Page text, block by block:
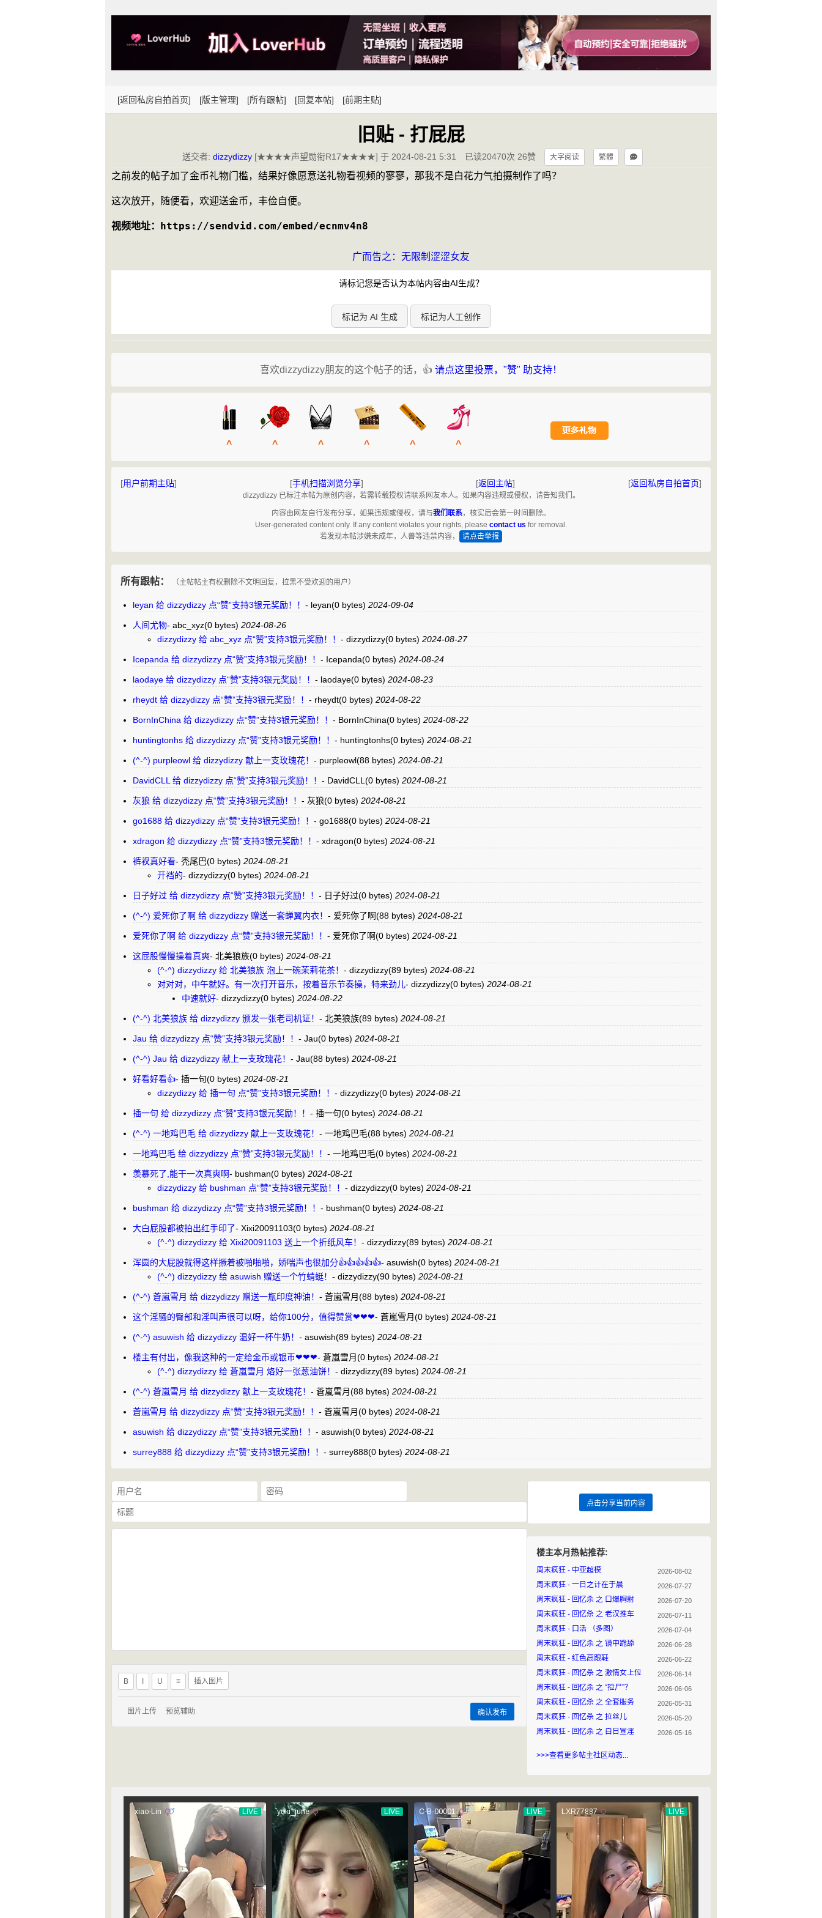
[返回私房自拍首页] [版主管理] [所有跟帖] [回复本帖] [前期主贴]
旧贴 - 打屁屁
送交者: dizzydizzy [★★★★声望勋衔R17★★★★] 于 2024-08-21 5:31 已读20470次 26赞 大字阅读 繁體
之前发的帖子加了金币礼物门槛，结果好像愿意送礼物看视频的寥寥，那我不是白花力气拍摄制作了吗？
这次放开，随便看，欢迎送金币，丰俭自便。
视频地址：https://sendvid.com/embed/ecnmv4n8
广而告之：无限制涩涩女友
请标记您是否认为本帖内容由AI生成？
标记为 AI 生成 标记为人工创作
喜欢dizzydizzy朋友的这个帖子的话，👍 请点这里投票，"赞" 助支持！
^ ^ ^ ^ ^ ^
[用户前期主贴] [手机扫描浏览分享] [返回主帖] [返回私房自拍首页]
dizzydizzy 已标注本帖为原创内容，若需转载授权请联系网友本人。如果内容违规或侵权，请告知我们。
内容由网友自行发布分享，如果违规或侵权，请与我们联系，核实后会第一时间删除。
User-generated content only. If any content violates your rights, please contact us for removal.
若发现本帖涉嫌未成年，人兽等违禁内容，
请点击举报
所有跟帖： （主帖帖主有权删除不文明回复，拉黑不受欢迎的用户）
leyan 给 dizzydizzy 点“赞”支持3银元奖励！！ - leyan(0 bytes) 2024-09-04
人间尤物- abc_xyz(0 bytes) 2024-08-26
dizzydizzy 给 abc_xyz 点“赞”支持3银元奖励！！ - dizzydizzy(0 bytes) 2024-08-27
Icepanda 给 dizzydizzy 点“赞”支持3银元奖励！！ - Icepanda(0 bytes) 2024-08-24
laodaye 给 dizzydizzy 点“赞”支持3银元奖励！！ - laodaye(0 bytes) 2024-08-23
rheydt 给 dizzydizzy 点“赞”支持3银元奖励！！ - rheydt(0 bytes) 2024-08-22
BornInChina 给 dizzydizzy 点“赞”支持3银元奖励！！ - BornInChina(0 bytes) 2024-08-22
huntingtonhs 给 dizzydizzy 点“赞”支持3银元奖励！！ - huntingtonhs(0 bytes) 2024-08-21
(^-^) purpleowl 给 dizzydizzy 献上一支玫瑰花！ - purpleowl(88 bytes) 2024-08-21
DavidCLL 给 dizzydizzy 点“赞”支持3银元奖励！！ - DavidCLL (0 bytes) 2024-08-21
灰狼 给 dizzydizzy 点“赞”支持3银元奖励！！ - 灰狼(0 bytes) 2024-08-21
go1688 给 dizzydizzy 点“赞”支持3银元奖励！！ - go1688(0 bytes) 2024-08-21
xdragon 给 dizzydizzy 点“赞”支持3银元奖励！！ - xdragon(0 bytes) 2024-08-21
裤衩真好看- 秃尾巴(0 bytes) 2024-08-21
开裆的- dizzydizzy(0 bytes) 2024-08-21
日子好过 给 dizzydizzy 点“赞”支持3银元奖励！！ - 日子好过(0 bytes) 2024-08-21
(^-^) 爱死你了啊 给 dizzydizzy 赠送一套蝉翼内衣！ - 爱死你了啊(88 bytes) 2024-08-21
爱死你了啊 给 dizzydizzy 点“赞”支持3银元奖励！！ - 爱死你了啊(0 bytes) 2024-08-21
这屁股慢慢操着真爽- 北美狼族(0 bytes) 2024-08-21
(^-^) dizzydizzy 给 北美狼族 泡上一碗茉莉花茶！ - dizzydizzy(89 bytes) 2024-08-21
对对对，中午就好。有一次打开音乐，按着音乐节奏操，特来劲儿- dizzydizzy(0 bytes) 2024-08-21
中速就好- dizzydizzy(0 bytes) 2024-08-22
(^-^) 北美狼族 给 dizzydizzy 颁发一张老司机证！ - 北美狼族(89 bytes) 2024-08-21
Jau 给 dizzydizzy 点“赞”支持3银元奖励！！ - Jau(0 bytes) 2024-08-21
(^-^) Jau 给 dizzydizzy 献上一支玫瑰花！ - Jau(88 bytes) 2024-08-21
好看好看👍- 插一句(0 bytes) 2024-08-21
dizzydizzy 给 插一句 点“赞”支持3银元奖励！！ - dizzydizzy(0 bytes) 2024-08-21
插一句 给 dizzydizzy 点“赞”支持3银元奖励！！ - 插一句(0 bytes) 2024-08-21
(^-^) 一地鸡巴毛 给 dizzydizzy 献上一支玫瑰花！ - 一地鸡巴毛(88 bytes) 2024-08-21
一地鸡巴毛 给 dizzydizzy 点“赞”支持3银元奖励！！ - 一地鸡巴毛(0 bytes) 2024-08-21
羡慕死了,能干一次真爽啊- bushman(0 bytes) 2024-08-21
dizzydizzy 给 bushman 点“赞”支持3银元奖励！！ - dizzydizzy(0 bytes) 2024-08-21
bushman 给 dizzydizzy 点“赞”支持3银元奖励！！ - bushman(0 bytes) 2024-08-21
大白屁股都被拍出红手印了- Xixi20091103(0 bytes) 2024-08-21
(^-^) dizzydizzy 给 Xixi20091103 送上一个折纸风车！ - dizzydizzy(89 bytes) 2024-08-21
浑圆的大屁股就得这样撅着被啪啪啪，娇喘声也很加分👍👍👍👍👍- asuwish(0 bytes) 2024-08-21
(^-^) dizzydizzy 给 asuwish 赠送一个竹蜻蜓！ - dizzydizzy(90 bytes) 2024-08-21
(^-^) 蒼嵐雪月 给 dizzydizzy 赠送一瓶印度神油！ - 蒼嵐雪月(88 bytes) 2024-08-21
这个淫骚的臀部和淫叫声很可以呀，给你100分，值得赞赏❤❤❤- 蒼嵐雪月(0 bytes) 2024-08-21
(^-^) asuwish 给 dizzydizzy 温好一杯牛奶！ - asuwish(89 bytes) 2024-08-21
楼主有付出，像我这种的一定给金币或银币❤❤❤- 蒼嵐雪月(0 bytes) 2024-08-21
(^-^) dizzydizzy 给 蒼嵐雪月 烙好一张葱油饼！ - dizzydizzy(89 bytes) 2024-08-21
(^-^) 蒼嵐雪月 给 dizzydizzy 献上一支玫瑰花！ - 蒼嵐雪月(88 bytes) 2024-08-21
蒼嵐雪月 给 dizzydizzy 点“赞”支持3银元奖励！！ - 蒼嵐雪月(0 bytes) 2024-08-21
asuwish 给 dizzydizzy 点“赞”支持3银元奖励！！ - asuwish(0 bytes) 2024-08-21
surrey888 给 dizzydizzy 点“赞”支持3银元奖励！！ - surrey888(0 bytes) 2024-08-21
B U ≡ 插入图片
图片上传 预览辅助 确认发布
点击分享当前内容
楼主本月热帖推荐:
周末疯狂 - 中亚超模 2026-08-02
周末疯狂 - 一日之计在于晨 2026-07-27
周末疯狂 - 回忆杀 之 口爆胸射 2026-07-20
周末疯狂 - 回忆杀 之 老汉推车 2026-07-11
周末疯狂 - 口活 （多图） 2026-07-04
周末疯狂 - 回忆杀 之 镜中跪舔 2026-06-28
周末疯狂 - 红色高跟鞋 2026-06-22
周末疯狂 - 回忆杀 之 激情女上位 2026-06-14
周末疯狂 - 回忆杀 之 “捡尸”？ 2026-06-06
周末疯狂 - 回忆杀 之 全套服务 2026-05-31
周末疯狂 - 回忆杀 之 拉丝儿 2026-05-20
周末疯狂 - 回忆杀 之 白日宣淫 2026-05-16
>>>查看更多帖主社区动态...